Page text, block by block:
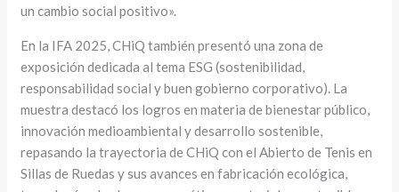
un cambio social positivo».
En la IFA 2025, CHiQ también presentó una zona de
exposición dedicada al tema ESG (sostenibilidad,
responsabilidad social y buen gobierno corporativo). La
muestra destacó los logros en materia de bienestar público,
innovación medioambiental y desarrollo sostenible,
repasando la trayectoria de CHiQ con el Abierto de Tenis en
Sillas de Ruedas y sus avances en fabricación ecológica,